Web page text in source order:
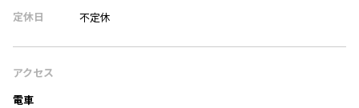
定休日 不定休
アクセス
電車